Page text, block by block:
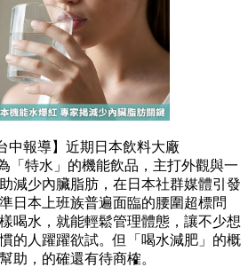
中報導】近期日本飲料大廠
「特水」的機能飲品，主打外觀與一
減少內臟脂肪，在日本社群媒體引發
日本上班族普遍面臨的腰圍超標問
喝水，就能輕鬆管理體態，讓不少想
的人躍躍欲試。但「喝水減肥」的概
助，的確還有待商榷。